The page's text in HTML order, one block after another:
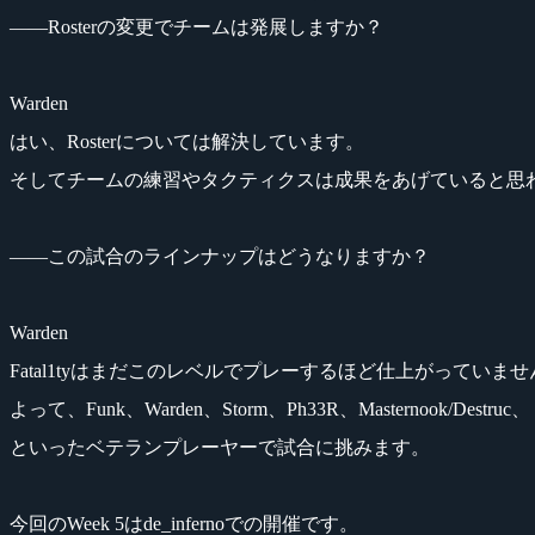
――Rosterの変更でチームは発展しますか？
Warden
はい、Rosterについては解決しています。
そしてチームの練習やタクティクスは成果をあげていると思
――この試合のラインナップはどうなりますか？
Warden
Fatal1tyはまだこのレベルでプレーするほど仕上がっていませ
よって、Funk、Warden、Storm、Ph33R、Masternook/Destruc、
といったベテランプレーヤーで試合に挑みます。
今回のWeek 5はde_infernoでの開催です。